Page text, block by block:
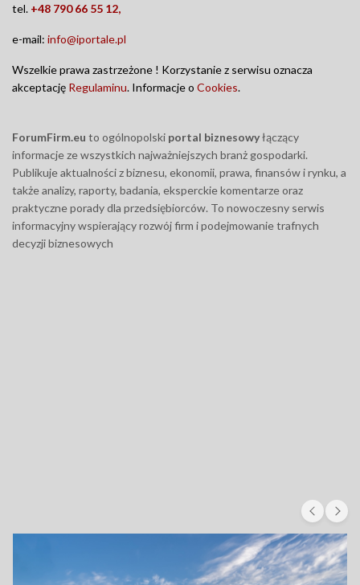
tel. +48 790 66 55 12,
e-mail: info@iportale.pl
Wszelkie prawa zastrzeżone ! Korzystanie z serwisu oznacza
akceptację Regulaminu. Informacje o Cookies.
ForumFirm.eu to ogólnopolski portal biznesowyłączący
informacje ze wszystkich najważniejszych branż gospodarki.
Publikuje aktualności z biznesu, ekonomii, prawa, finansów i rynku, a
także analizy, raporty, badania, eksperckie komentarze oraz
praktyczne porady dla przedsiębiorców. To nowoczesny serwis
informacyjny wspierający rozwój firm i podejmowanie trafnych
decyzji biznesowych